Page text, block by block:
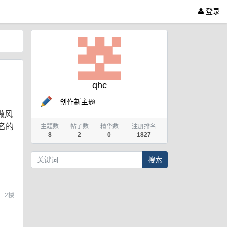
登录
风
的
2楼
qhc
创作新主题
主题数
8
帖子数
2
精华数
0
注册排名
1827
搜索